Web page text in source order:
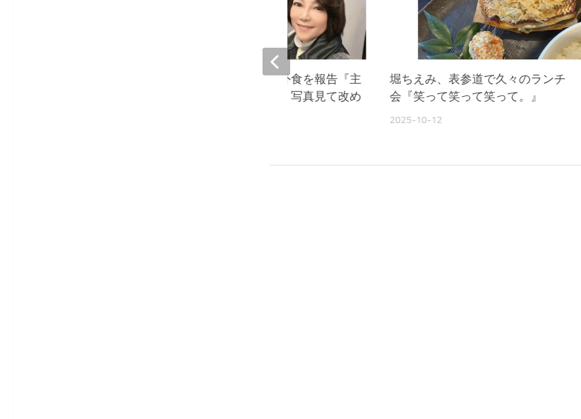
堀ちえみ、表参道で久々のランチ
会『笑って笑って笑って。』
2025-10-12
堀ちえみ、夫との外食を報告『主
人よりも食べる私。写真見て改め